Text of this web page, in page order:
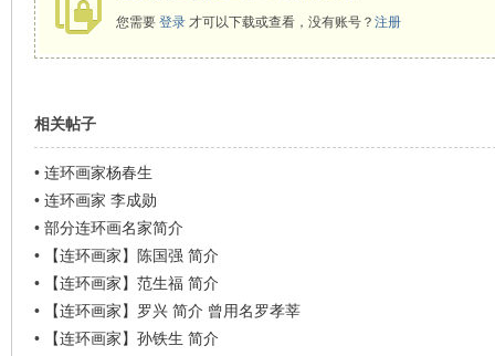
您需要 登录才可以下载或查看，没有账号？ 注册
相关帖子
• 连环画家杨春生
• 连环画家 李成勋
• 部分连环画名家简介
•
【连环画家】陈国强 简介
•
【连环画家】范生福 简介
•
【连环画家】罗兴 简介 曾用名罗孝莘
•
【连环画家】孙铁生 简介